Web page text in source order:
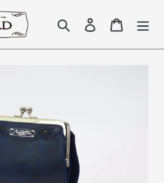
検索 Log in Cart